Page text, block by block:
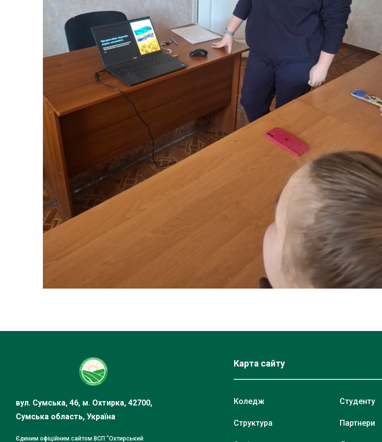
вул. Сумська, 46, м. Охтирка, 42700,
Сумська область, Україна
Єдиним офіційним сайтом ВСП "Охтирський
Карта сайту
Коледж
Структура
Студенту
Партнери